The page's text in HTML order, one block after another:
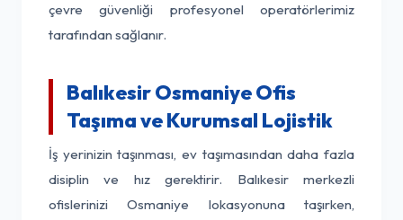
çevre güvenliği profesyonel operatörlerimiz
tarafından sağlanır.
Balıkesir Osmaniye Ofis
Taşıma ve Kurumsal Lojistik
İş yerinizin taşınması, ev taşımasından daha fazla
disiplin ve hız gerektirir. Balıkesir merkezli
ofislerinizi Osmaniye lokasyonuna taşırken,